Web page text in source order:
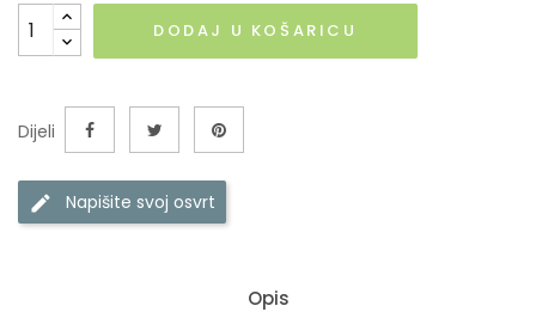
DODAJ U KOŠARICU
Dijeli
Napišite svoj ​​osvrt
Opis